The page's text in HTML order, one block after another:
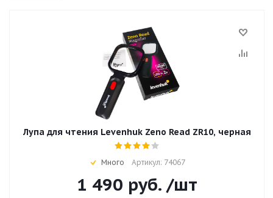
Лупа для чтения Levenhuk Zeno Read ZR10, черная
Много Артикул: 74067
1 490 руб. /шт